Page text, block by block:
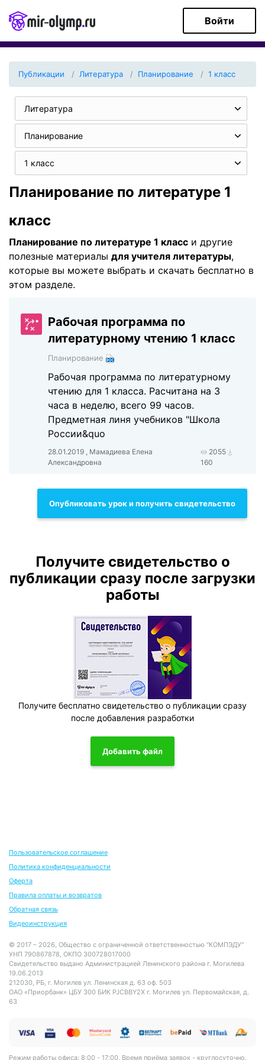
Войти
Публикации Литература Планирование 1 класс
Литература
Планирование
1 класс
Планирование по литературе 1
класс
Планирование по литературе 1 класс и другие
полезные материалы для учителя литературы,
которые вы можете выбрать и скачать бесплатно в
этом разделе.
Рабочая программа по
литературному чтению 1 класс
Планирование
Рабочая программа по литературному
чтению для 1 класса. Расчитана на 3
часа в неделю, всего 99 часов.
Предметная линя учебников "Школа
России&quo
28.01.2019 , Мамадиева Елена
Александровна
2055
160
Опубликовать урок и получить свидетельство
Получите свидетельство о
публикации сразу после загрузки
работы
Получите бесплатно свидетельство о публикации сразу
после добавления разработки
Добавить файл
Пользовательское соглашение
Политика конфиденциальности
Оферта
Правила оплаты и возвратов
Обратная связь
Видеоинструкция
© 2017 – 2026, Общество с ограниченной ответственностью "КОМПЭДУ"
УНП 790867878, ОКПО 300728017000
Свидетельство выдано Администрацией Ленинского района г. Могилева
19.06.2013
212030, РБ, г. Могилев ул. Ленинская д. 63 оф. 503
ОАО «Приорбанк» ЦБУ 300 БИК PJCBBY2X г. Могилев ул. Первомайская, д.
63
Режим работы офиса: 8:00 - 17:00. Время приёма заявок - круглосуточно.